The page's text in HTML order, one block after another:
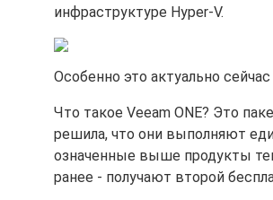
инфраструктуре Hyper-V.
Особенно это актуально
Что такое Veeam ONE? Это
решила, что они выполняют
означенные выше продукты
ранее - получают второй